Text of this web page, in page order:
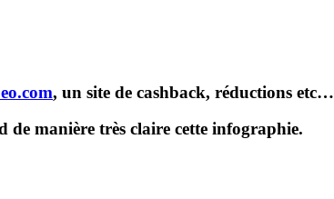
, un site de cashback, réductions etc…
de manière très claire cette infographie.